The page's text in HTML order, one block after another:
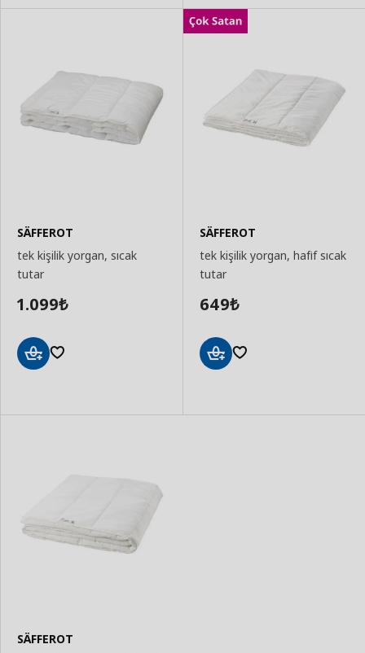
SÄFFEROT
tek kişilik yorgan, sıcak
tutar
1.099₺
SÄFFEROT
tek kişilik yorgan, hafif sıcak
tutar
649₺
SÄFFEROT